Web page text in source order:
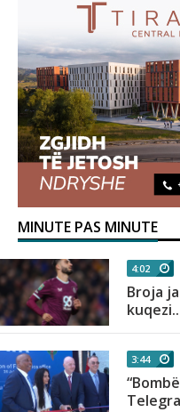
MINUTE PAS MINUTE
4:02
Broja
3:44